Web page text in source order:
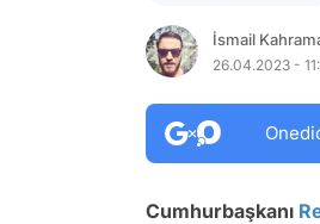
İsmail
26.04.2023 -
Cumhurbaşkanı